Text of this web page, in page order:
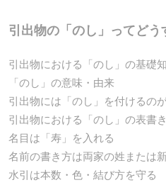
引出物の「のし」ってどう
引出物における「のし」の基礎
「のし」の意味・由来
引出物には「のし」を付けるの
引出物における「のし」の表書
名目は「寿」を入れる
名前の書き方は両家の姓または
水引は本数・色・結び方を守る